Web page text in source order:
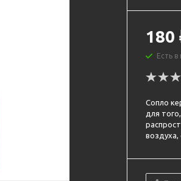
180
Есть
Сопло
для
воздуха,